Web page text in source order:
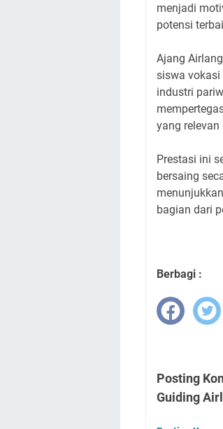
menjadi
potensi
Ajang
siswa vokasi
industri
yang
Prestasi ini
bersaing
bagian dari
Berbagi :
Posting
Guiding